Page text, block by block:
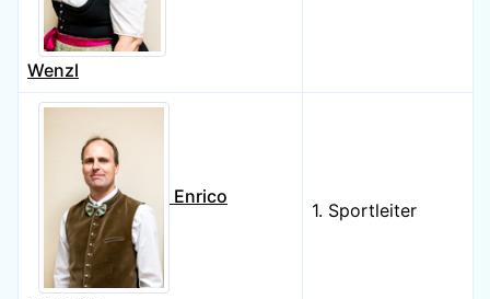
Wenzl
Enrico
1. Sportleiter